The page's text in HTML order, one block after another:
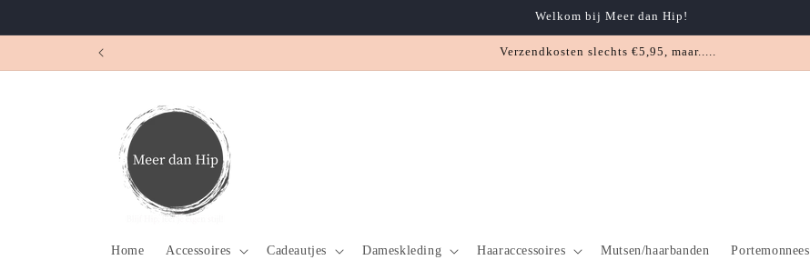
content
Welkom bij Meer dan Hip!
Verzendkosten slechts €5,95, maar.....
Home Accessoires Cadeautjes Dameskleding Haaraccessoires Mutsen/haarbanden Portemonnees